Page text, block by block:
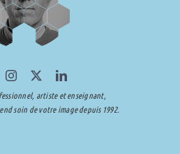
artiste et enseignant,
soin de votre image depuis 1992.